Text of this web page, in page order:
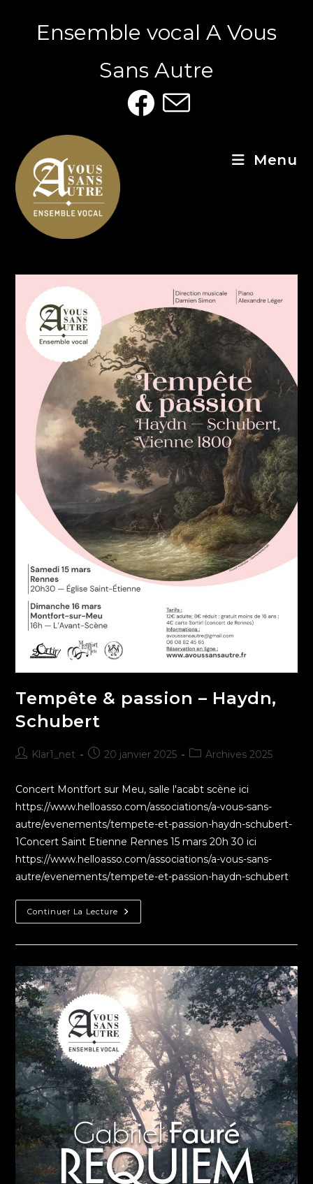
Ensemble vocal A Vous
Sans Autre
Menu
Tempête & passion – Haydn,
Schubert
Klar1_net 20 janvier 2025 Archives 2025
Concert Montfort sur Meu, salle l'acabt scène ici
https://www.helloasso.com/associations/a-vous-sans-
autre/evenements/tempete-et-passion-haydn-schubert-
1Concert Saint Etienne Rennes 15 mars 20h 30 ici
https://www.helloasso.com/associations/a-vous-sans-
autre/evenements/tempete-et-passion-haydn-schubert
Continuer La Lecture